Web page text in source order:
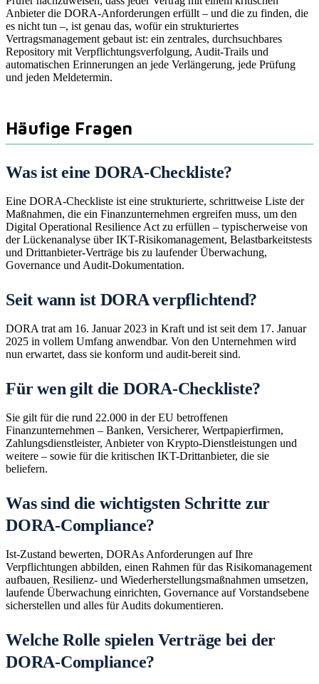
Anbieter die DORA-Anforderungen erfüllt – und die zu finden, die
es nicht tun –, ist genau das, wofür ein strukturiertes
Vertragsmanagement gebaut ist: ein zentrales, durchsuchbares
Repository mit Verpflichtungsverfolgung, Audit-Trails und
automatischen Erinnerungen an jede Verlängerung, jede Prüfung
und jeden Meldetermin.
Häufige Fragen
Was ist eine DORA-Checkliste?
Eine DORA-Checkliste ist eine strukturierte, schrittweise Liste der
Maßnahmen, die ein Finanzunternehmen ergreifen muss, um den
Digital Operational Resilience Act zu erfüllen – typischerweise von
der Lückenanalyse über IKT-Risikomanagement, Belastbarkeitstests
und Drittanbieter-Verträge bis zu laufender Überwachung,
Governance und Audit-Dokumentation.
Seit wann ist DORA verpflichtend?
DORA trat am 16. Januar 2023 in Kraft und ist seit dem 17. Januar
2025 in vollem Umfang anwendbar. Von den Unternehmen wird
nun erwartet, dass sie konform und audit-bereit sind.
Für wen gilt die DORA-Checkliste?
Sie gilt für die rund 22.000 in der EU betroffenen
Finanzunternehmen – Banken, Versicherer, Wertpapierfirmen,
Zahlungsdienstleister, Anbieter von Krypto-Dienstleistungen und
weitere – sowie für die kritischen IKT-Drittanbieter, die sie
beliefern.
Was sind die wichtigsten Schritte zur
DORA-Compliance?
Ist-Zustand bewerten, DORAs Anforderungen auf Ihre
Verpflichtungen abbilden, einen Rahmen für das Risikomanagement
aufbauen, Resilienz- und Wiederherstellungsmaßnahmen umsetzen,
laufende Überwachung einrichten, Governance auf Vorstandsebene
sicherstellen und alles für Audits dokumentieren.
Welche Rolle spielen Verträge bei der
DORA-Compliance?